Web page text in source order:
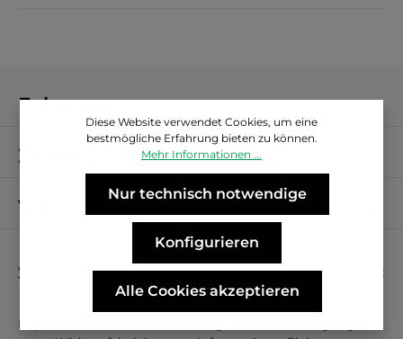
Folge uns
Zahlungsarten
Versandarten
* Alle Preise inkl. gesetzl. Mehrwertsteuer zzgl.
Versandkostenund ggf. Nachnahmegebühren, wenn nicht
anders angegeben.
Impressum
Diese Website verwendet Cookies, um eine
bestmögliche Erfahrung bieten zu können.
Mehr Informationen ...
Nur technisch notwendige
Konfigurieren
Alle Cookies akzeptieren